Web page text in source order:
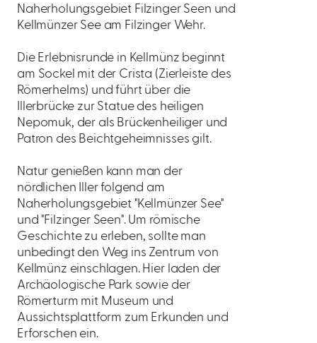
Naherholungsgebiet Filzinger Seen und
Kellmünzer See am Filzinger Wehr.
Die Erlebnisrunde in Kellmünz beginnt
am Sockel mit der Crista (Zierleiste des
Römerhelms) und führt über die
Illerbrücke zur Statue des heiligen
Nepomuk, der als Brückenheiliger und
Patron des Beichtgeheimnisses gilt.
Natur genießen kann man der
nördlichen Iller folgend am
Naherholungsgebiet "Kellmünzer See"
und "Filzinger Seen". Um römische
Geschichte zu erleben, sollte man
unbedingt den Weg ins Zentrum von
Kellmünz einschlagen. Hier laden der
Archäologische Park sowie der
Römerturm mit Museum und
Aussichtsplattform zum Erkunden und
Erforschen ein.